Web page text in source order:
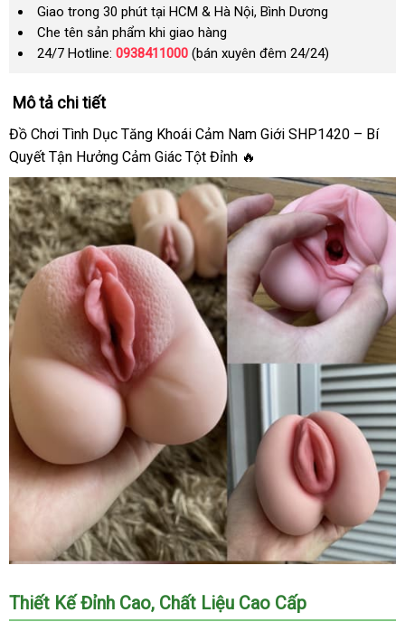
Giao trong 30 phút tại HCM & Hà Nội, Bình Dương
Che tên sản phẩm khi giao hàng
24/7 Hotline: 0938411000 (bán xuyên đêm 24/24)
Mô tả chi tiết
Đồ Chơi Tình Dục Tăng Khoái Cảm Nam Giới SHP1420 – Bí
Quyết Tận Hưởng Cảm Giác Tột Đỉnh 🔥
Đồ
Chơi
Thiết Kế Đỉnh Cao, Chất Liệu Cao Cấp